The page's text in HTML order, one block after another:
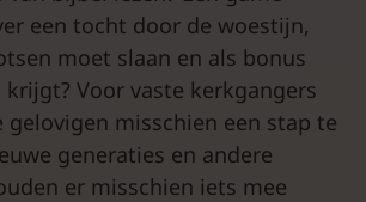
een tocht door de woestijn,
moet slaan en als bonus
krijgt? Voor vaste kerkgangers
gelovigen misschien een stap te
generaties en andere
er misschien iets mee